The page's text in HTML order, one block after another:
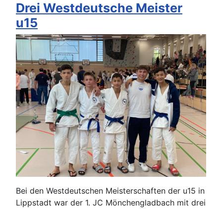
Drei Westdeutsche Meister
u15
Bei den Westdeutschen Meisterschaften der u15 in
Lippstadt war der 1. JC Mönchengladbach mit drei